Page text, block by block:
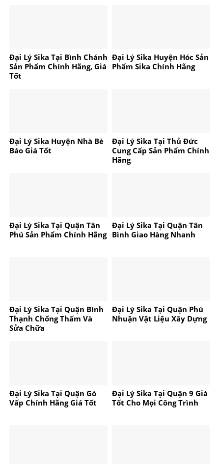
Đại Lý Sika Tại Bình Chánh
Sản Phẩm Chính Hãng, Giá
Tốt
Đại Lý Sika Huyện Hóc Sản
Phẩm Sika Chính Hãng
Đại Lý Sika Huyện Nhà Bè
Báo Giá Tốt
Đại Lý Sika Tại Thủ Đức
Cung Cấp Sản Phẩm Chính
Hãng
Đại Lý Sika Tại Quận Tân
Phú Sản Phẩm Chính Hãng
Đại Lý Sika Tại Quận Tân
Bình Giao Hàng Nhanh
Đại Lý Sika Tại Quận Bình
Thạnh Chống Thấm Và
Sửa Chữa
Đại Lý Sika Tại Quận Phú
Nhuận Vật Liệu Xây Dựng
Đại Lý Sika Tại Quận Gò
Vấp Chính Hãng Giá Tốt
Đại Lý Sika Tại Quận 9 Giá
Tốt Cho Mọi Công Trình